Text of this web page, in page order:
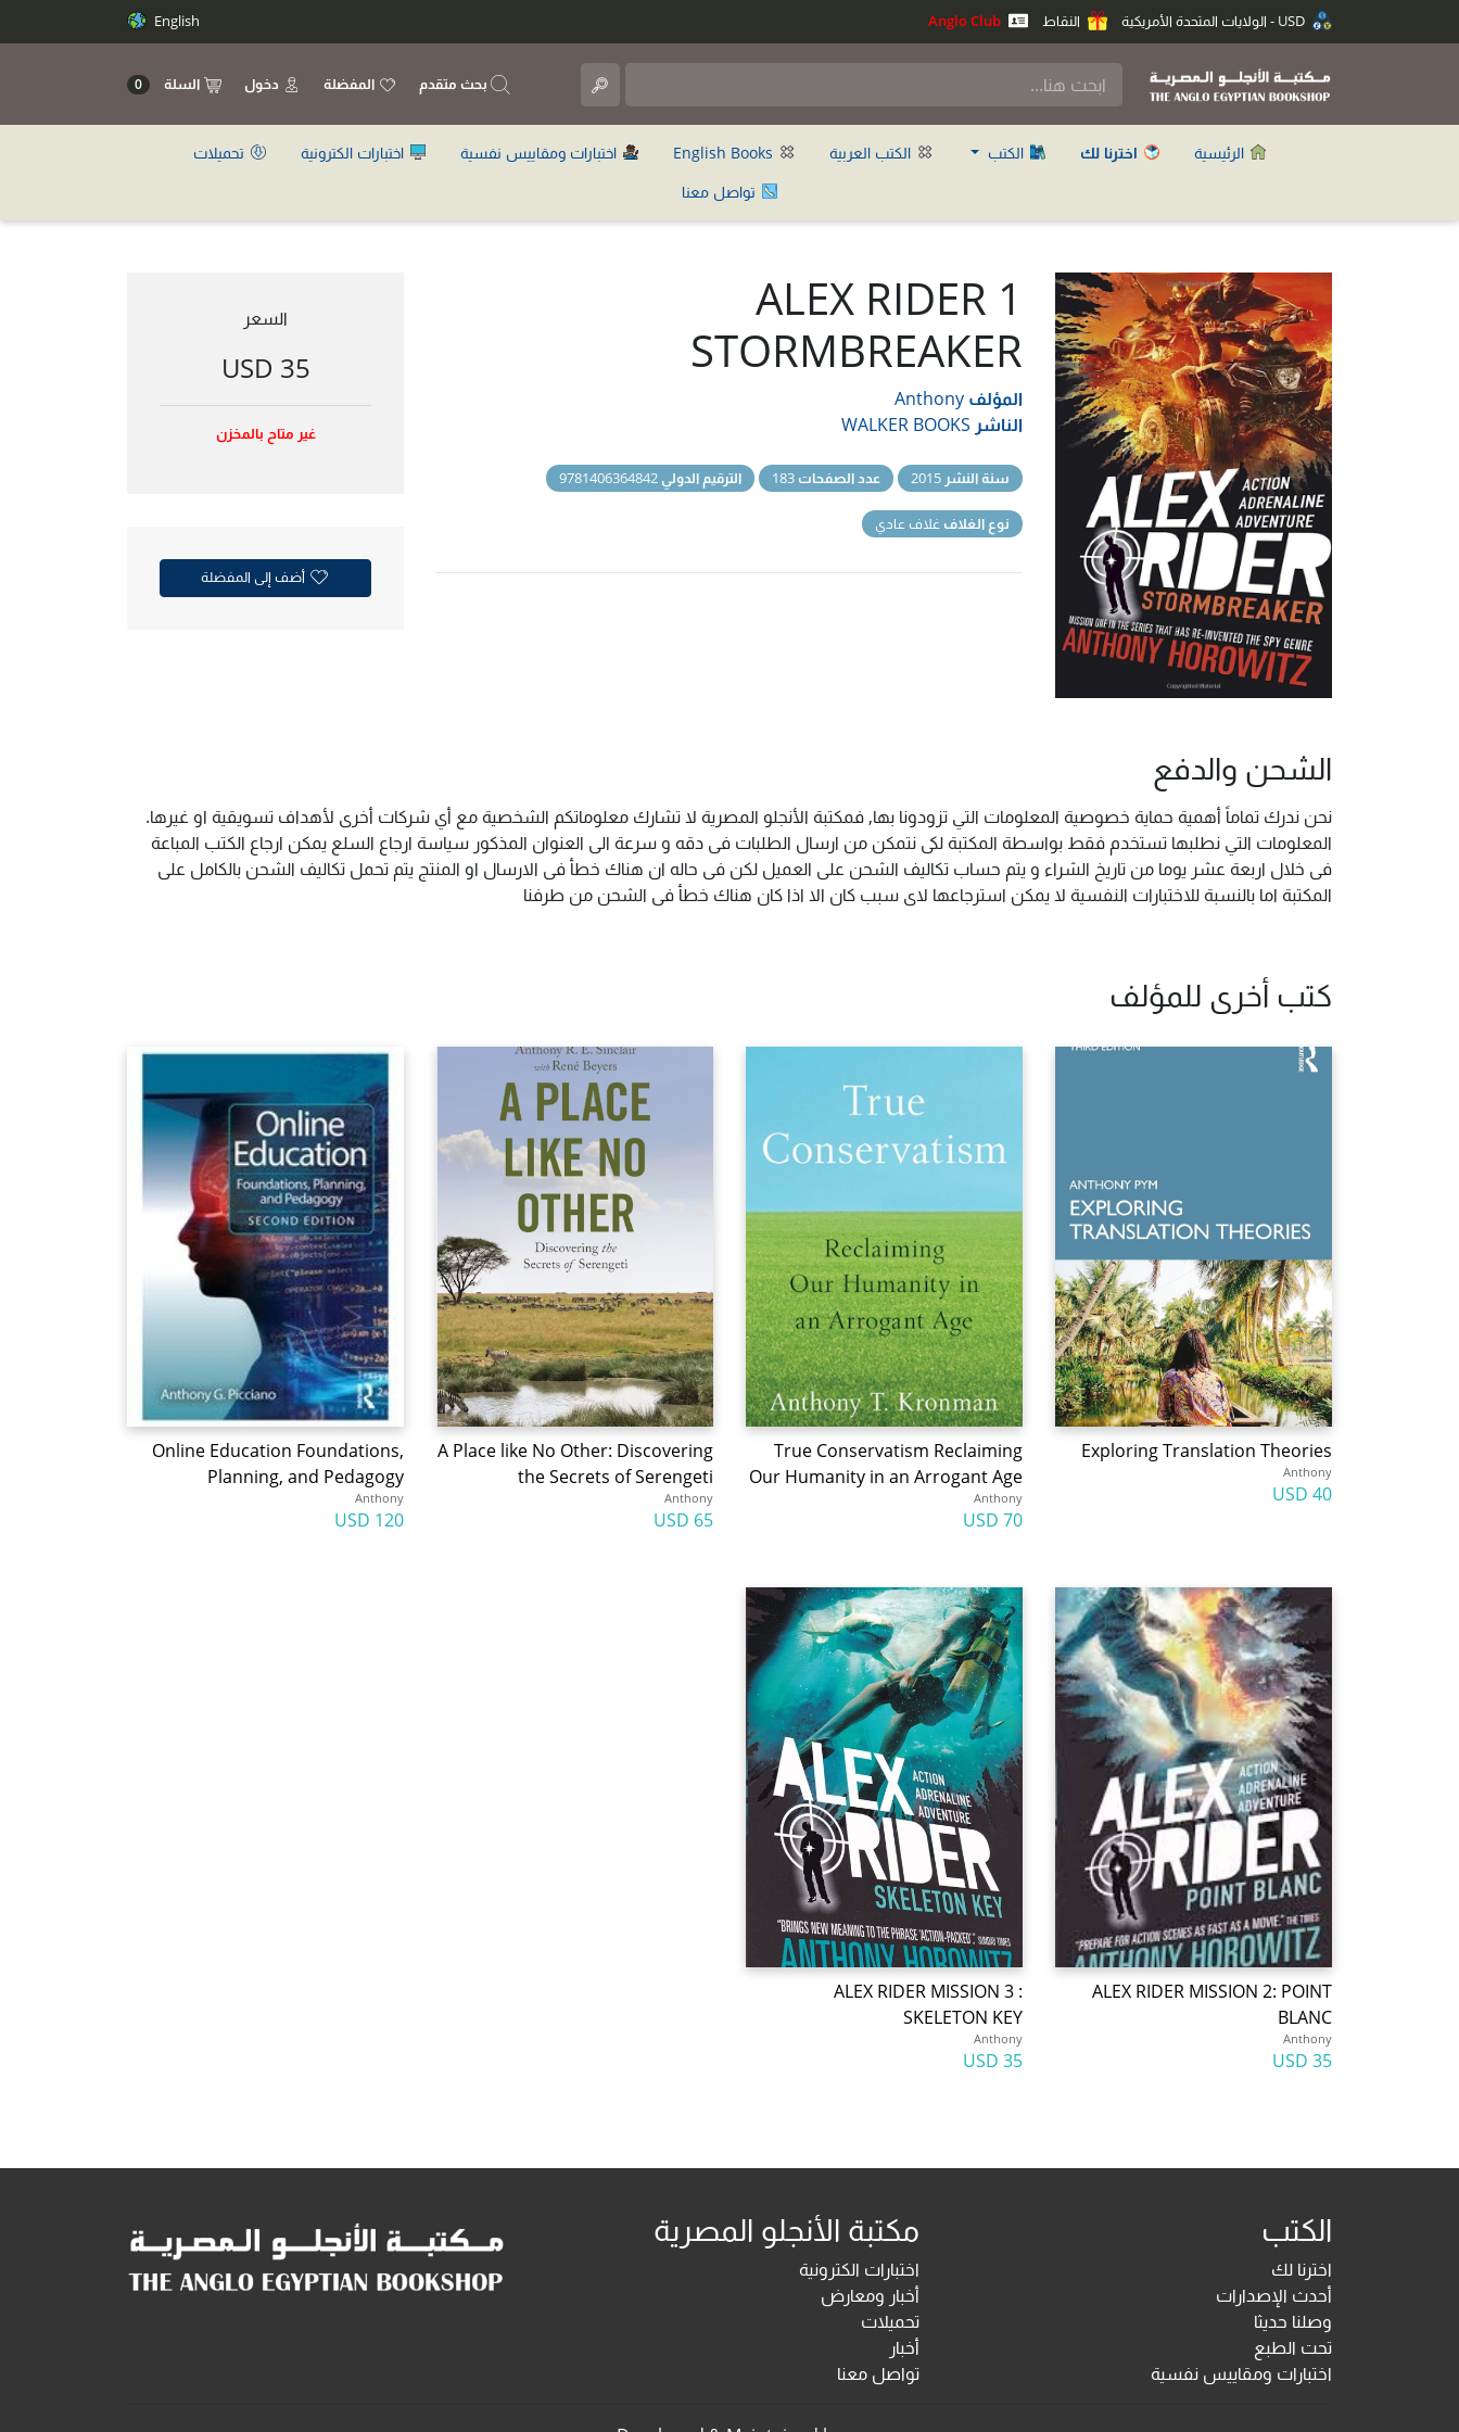
النقاط English
بحث متقدم المفضلة دخول السلة 0
الرئيسية اخترنا لك الكتب الكتب العربية اختبارات ومقاييس نفسية اختبارات الكترونية
تحميلات
تواصل معنا
ALEX RIDER 1
STORMBREAKER
المؤلف Anthony
الناشر WALKER BOOKS
سنة النشر عدد الصفحات الترقيم الدولي
نوع الغلاف غلاف عادي
السعر
35 USD
غير متاح بالمخزن
أضف إلى المفضلة
الشحن والدفع
نحن ندرك تماماً أهمية حماية خصوصية المعلومات التي تزودونا بها, فمكتبة الأنجلو المصرية لا تشارك معلوماتكم الشخصية مع أي شركات أخرى لأهداف تسويقية او غيرها.
المعلومات التي نطلبها تستخدم فقط بواسطة المكتبة لكى نتمكن من ارسال الطلبات فى دقه و سرعة الى العنوان المذكور سياسة ارجاع السلع يمكن ارجاع الكتب المباعة
فى خلال اربعة عشر يوما من تاريخ الشراء و يتم حساب تكاليف الشحن على العميل لكن فى حاله ان هناك خطأ فى الارسال او المنتج يتم تحمل تكاليف الشحن بالكامل على
المكتبة اما بالنسبة للاختبارات النفسية لا يمكن استرجاعها لاى سبب كان الا اذا كان هناك خطأ فى الشحن من طرفنا
كتب أخرى للمؤلف
Exploring Translation Theories
Anthony
40 USD
True Conservatism Reclaiming
Our Humanity in an Arrogant Age
Anthony
70 USD
A Place like No Other: Discovering
the Secrets of Serengeti
Anthony
65 USD
Online Education Foundations,
Planning, and Pedagogy
Anthony
120 USD
ALEX RIDER MISSION 2: POINT
BLANC
Anthony
35 USD
ALEX RIDER MISSION 3 :
SKELETON KEY
Anthony
35 USD
الكتب
اخترنا لك
أحدث الإصدارات
وصلنا حديثا
تحت الطبع
اختبارات ومقاييس نفسية
مكتبة الأنجلو المصرية
اختبارات الكترونية
أخبار ومعارض
تحميلات
أخبار
تواصل معنا